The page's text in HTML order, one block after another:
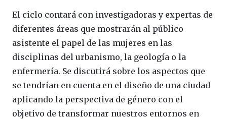
El ciclo contará con investigadoras y expertas de
diferentes áreas que mostrarán al público
asistente el papel de las mujeres en las
disciplinas del urbanismo, la geología o la
enfermería. Se discutirá sobre los aspectos que
se tendrían en cuenta en el diseño de una ciudad
aplicando la perspectiva de género con el
objetivo de transformar nuestros entornos en